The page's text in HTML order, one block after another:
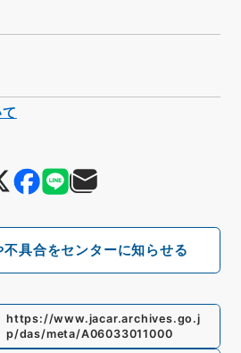
具合をセンターに知らせる
https://www.jacar.archives.go.j
p/das/meta/A06033011000